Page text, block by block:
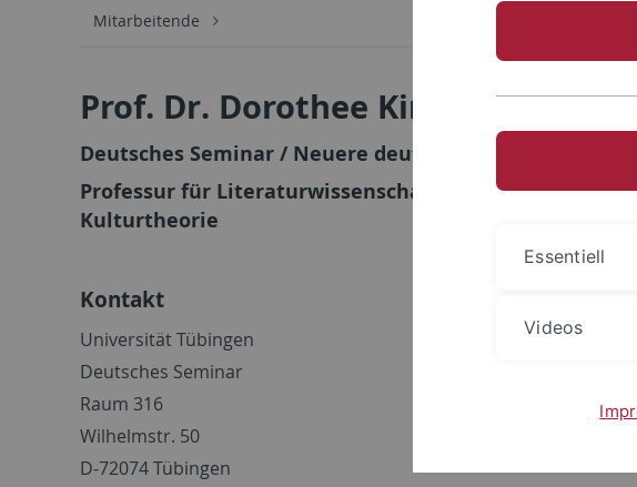
Mitarbeitende
Prof. Dr. Dorothee Kimmich
Deutsches Seminar / Neuere deutsche
Professur für Literaturwissenschaftliche
Kulturtheorie
Kontakt
Universität Tübingen
Deutsches Seminar
Raum 316
Wilhelmstr. 50
D-72074 Tübingen
Essentiell
Videos